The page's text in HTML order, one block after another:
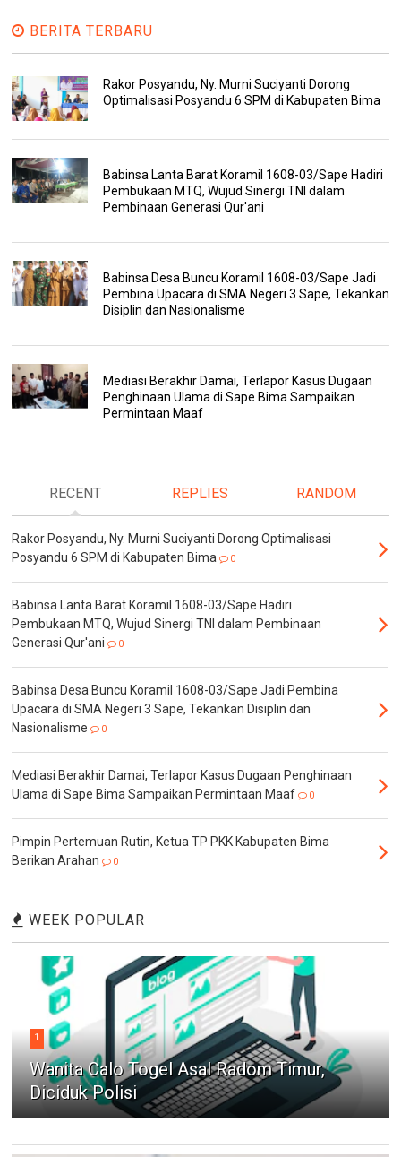
BERITA TERBARU
Rakor Posyandu, Ny. Murni Suciyanti Dorong
Optimalisasi Posyandu 6 SPM di Kabupaten Bima
Babinsa Lanta Barat Koramil 1608-03/Sape Hadiri
Pembukaan MTQ, Wujud Sinergi TNI dalam
Pembinaan Generasi Qur'ani
Babinsa Desa Buncu Koramil 1608-03/Sape Jadi
Pembina Upacara di SMA Negeri 3 Sape, Tekankan
Disiplin dan Nasionalisme
Mediasi Berakhir Damai, Terlapor Kasus Dugaan
Penghinaan Ulama di Sape Bima Sampaikan
Permintaan Maaf
RECENT REPLIES RANDOM
Rakor Posyandu, Ny. Murni Suciyanti Dorong Optimalisasi
Posyandu 6 SPM di Kabupaten Bima
0
Babinsa Lanta Barat Koramil 1608-03/Sape Hadiri
Pembukaan MTQ, Wujud Sinergi TNI dalam Pembinaan
Generasi Qur'ani
0
Babinsa Desa Buncu Koramil 1608-03/Sape Jadi Pembina
Upacara di SMA Negeri 3 Sape, Tekankan Disiplin dan
Nasionalisme
0
Mediasi Berakhir Damai, Terlapor Kasus Dugaan Penghinaan
Ulama di Sape Bima Sampaikan Permintaan Maaf
0
Pimpin Pertemuan Rutin, Ketua TP PKK Kabupaten Bima
Berikan Arahan
0
WEEK POPULAR
1
Wanita Calo Togel Asal Radom Timur,
Diciduk Polisi